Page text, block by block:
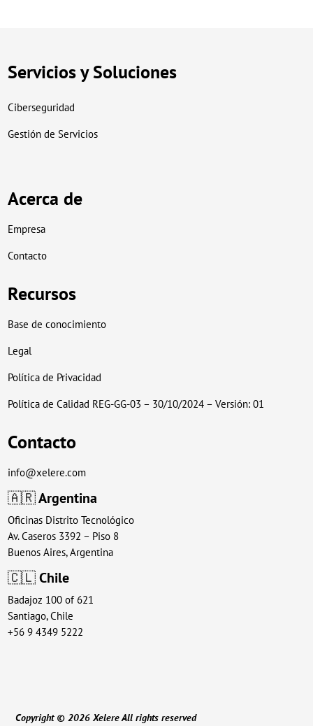
Servicios y Soluciones
Ciberseguridad
Gestión de Servicios
Acerca de
Empresa
Contacto
Recursos
Base de conocimiento
Legal
Política de Privacidad
Política de Calidad REG-GG-03 – 30/10/2024 – Versión: 01
Contacto
info@xelere.com
🇦🇷Argentina
Oficinas Distrito Tecnológico
Av. Caseros 3392 – Piso 8
Buenos Aires, Argentina
🇨🇱 Chile
Badajoz 100 of 621
Santiago, Chile
+56 9 4349 5222
Copyright © 2026 Xelere All rights reserved